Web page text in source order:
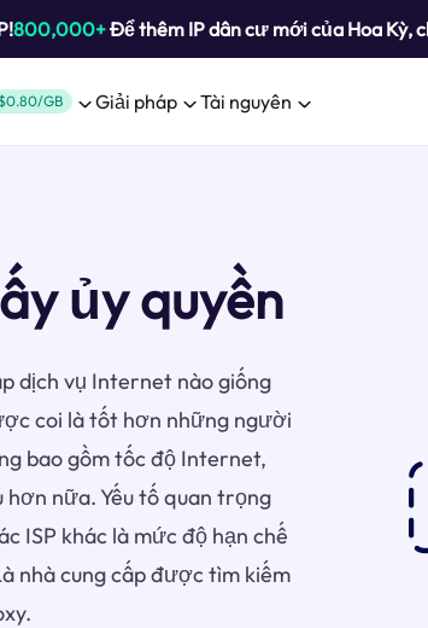
800,000+Để thêm IP dân cư mới của Hoa Kỳ,
$0.80/GB Giải pháp Tài nguyên
ủy quyền
dịch vụ Internet nào giống
coi là tốt hơn những người
bao gồm tốc độ Internet,
hơn nữa. Yếu tố quan trọng
ISP khác là mức độ hạn chế
nhà cung cấp được tìm kiếm